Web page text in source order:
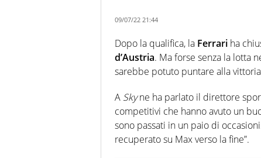
09/07/22 21:44
Dopo la qualifica, la Ferrari ha
d’Austria. Ma forse senza la lotta
sarebbe potuto puntare alla
A Skyne ha parlato il direttore
competitivi che hanno avuto un
sono passati in un paio di
recuperato su Max verso la fine”.